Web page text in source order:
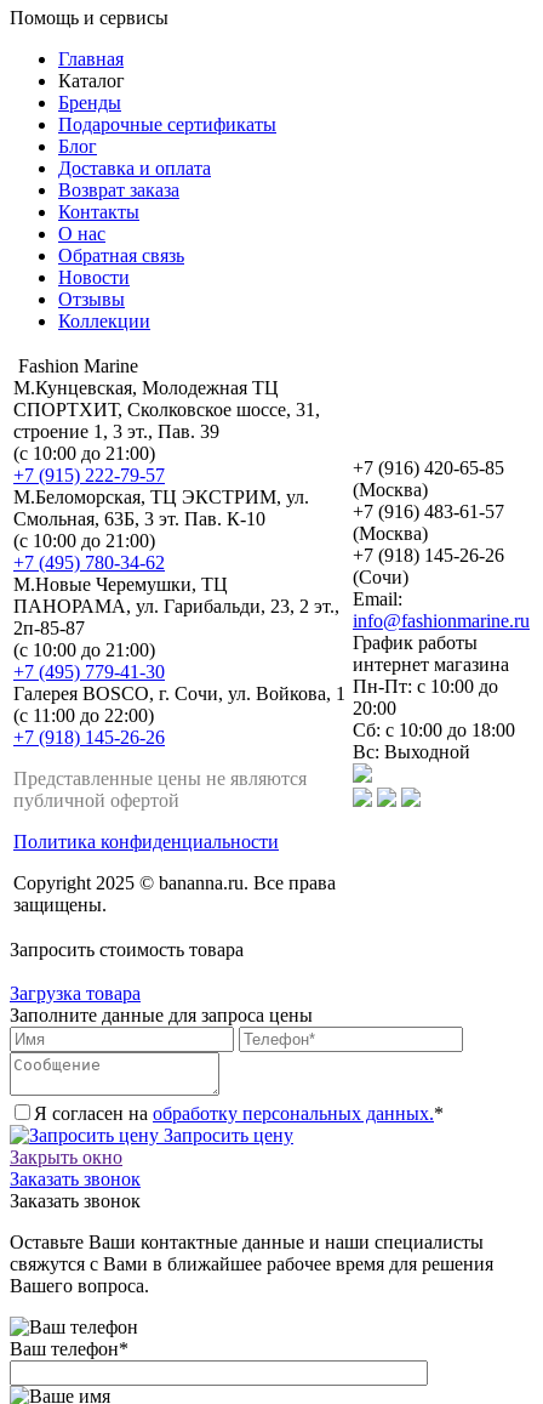
Помощь и сервисы
Главная
Каталог
Бренды
Подарочные сертификаты
Блог
Доставка и оплата
Возврат заказа
Контакты
О нас
Обратная связь
Новости
Отзывы
Коллекции
Fashion Marine
М.Кунцевская, Молодежная ТЦ
СПОРТХИТ, Сколковское шоссе, 31,
строение 1, 3 эт., Пав. 39
(с 10:00 до 21:00)
+7 (915) 222-79-57
М.Беломорская, ТЦ ЭКСТРИМ, ул.
Смольная, 63Б, 3 эт. Пав. К-10
(с 10:00 до 21:00)
+7 (495) 780-34-62
М.Новые Черемушки, ТЦ
ПАНОРАМА, ул. Гарибальди, 23, 2 эт.,
2п-85-87
(с 10:00 до 21:00)
+7 (495) 779-41-30
Галерея BOSCO, г. Сочи, ул. Войкова, 1
(с 11:00 до 22:00)
+7 (918) 145-26-26
Представленные цены не являются
публичной офертой
Политика конфиденциальности
Copyright 2025 © bananna.ru. Все права
защищены.
+7 (916) 420-65-85
(Москва)
+7 (916) 483-61-57
(Москва)
+7 (918) 145-26-26
(Сочи)
Email:
info@fashionmarine.ru
График работы
интернет магазина
Пн-Пт: с 10:00 до
20:00
Сб: с 10:00 до 18:00
Вс: Выходной
Запросить стоимость товара
Загрузка товара
Заполните данные для запроса цены
Я согласен на обработку персональных данных.*
Запросить цену
Закрыть окно
Заказать звонок
Заказать звонок
Оставьте Ваши контактные данные и наши специалисты
свяжутся с Вами в ближайшее рабочее время для решения
Вашего вопроса.
Ваш телефон*